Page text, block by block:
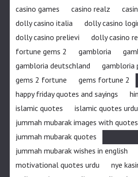
casino games
casino realz
dolly casino italia
dolly casino
dolly casino prelievi
dolly casino
fortune gems 2
gambloria
gambloria deutschland
gambloria
gems 2 fortune
gems fortune 2
happy friday quotes and sayings
islamic quotes
islamic quotes urdu
jummah mubarak images with
jummah mubarak quotes
jummah mubarak wishes in english
motivational quotes urdu
nye